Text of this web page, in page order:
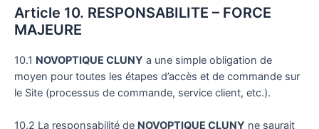
Article 10. RESPONSABILITE – FORCE
MAJEURE
10.1 NOVOPTIQUE CLUNY a une simple obligation de
moyen pour toutes les étapes d’accès et de commande sur
le Site (processus de commande, service client, etc.).
10.2 La responsabilité de NOVOPTIQUE CLUNY ne saurait